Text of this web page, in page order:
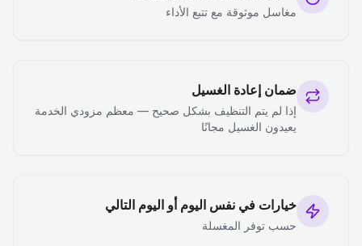
مغاسل موثوقة مع تتبع الأداء
ضمان إعادة الغسيل
إذا لم يتم التنظيف بشكل صحيح — معظم مزودي الخدمة
يعيدون الغسيل مجانًا
خيارات في نفس اليوم أو اليوم التالي
حسب توفر المغسلة